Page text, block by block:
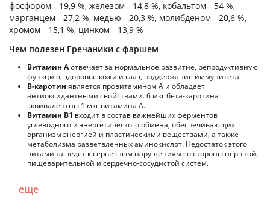
фосфором - 19,9 %, железом - 14,8 %, кобальтом - 54 %,
марганцем - 27,2 %, медью - 20,3 %, молибденом - 20,6 %,
хромом - 15,1 %, цинком - 13,9 %
Чем полезен Гречаники с фаршем
Витамин Аотвечает за нормальное развитие, репродуктивную
функцию, здоровье кожи и глаз, поддержание иммунитета.
В-каротин является провитамином А и обладает
антиоксидантными свойствами. 6 мкг бета-каротина
эквивалентны 1 мкг витамина А.
Витамин В1 входит в состав важнейших ферментов
углеводного и энергетического обмена, обеспечивающих
организм энергией и пластическими веществами, а также
метаболизма разветвленных аминокислот. Недостаток этого
витамина ведет к серьезным нарушениям со стороны нервной,
пищеварительной и сердечно-сосудистой систем.
еще